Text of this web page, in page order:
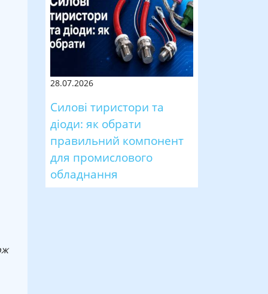
28.07.2026
Силові тиристори та
діоди: як обрати
правильний компонент
для промислового
обладнання